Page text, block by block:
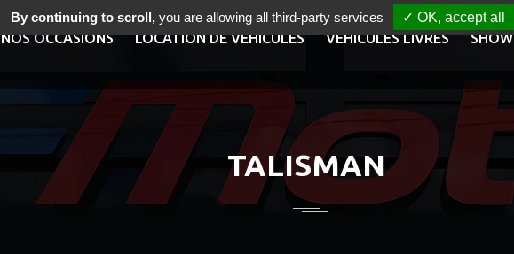
NOS OCCASIONS LOCATION DE VÉHICULES VÉHICULES LIVRÉS
TALISMAN
By continuing to scroll,you are allowing all third-party services ✓ OK, accept all